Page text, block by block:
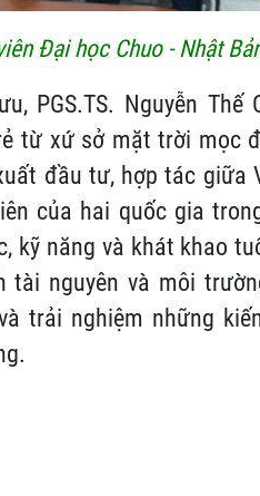
Đại học Chuo - Nhật
PGS.TS. Nguyễn Thế
từ xứ sở mặt trời mọc
đầu tư, hợp tác giữa
của hai quốc gia
kỹ năng và khát khao
tài nguyên và môi
trải nghiệm những